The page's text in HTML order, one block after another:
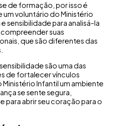
de formação, por isso é
voluntário do Ministério
sensibilidade para analisá-la
suas
que são diferentes das
são uma das
de fortalecer vínculos
Infantil um ambiente
se sente segura,
para abrir seu coração para o